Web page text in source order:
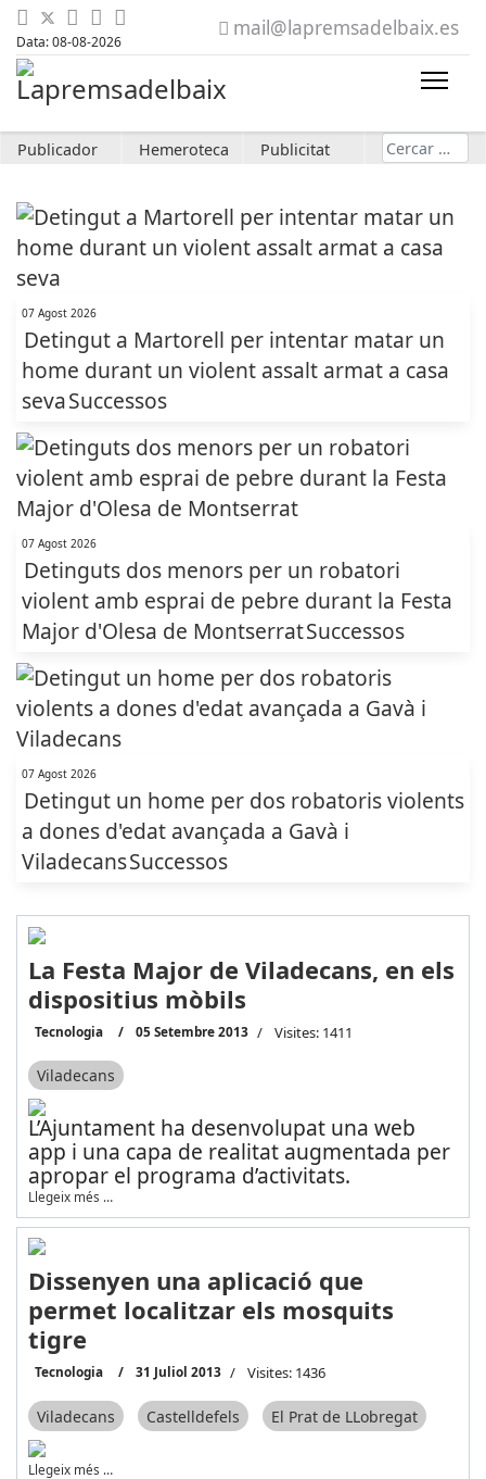
Data: 08-08-2026
mail@lapremsadelbaix.es
Publicador Hemeroteca Publicitat Cerca
07 Agost 2026
Detingut a Martorell per intentar matar un
home durant un violent assalt armat a casa
sevaSuccessos
07 Agost 2026
Detinguts dos menors per un robatori
violent amb esprai de pebre durant la Festa
Major d'Olesa de MontserratSuccessos
07 Agost 2026
Detingut un home per dos robatoris violents
a dones d'edat avançada a Gavà i
ViladecansSuccessos
La Festa Major de Viladecans, en els
dispositius mòbils
Tecnologia 05 Setembre 2013 Visites: 1411
Viladecans
L’Ajuntament ha desenvolupat una web
app i una capa de realitat augmentada per
apropar el programa d’activitats.
Llegeix més …
Dissenyen una aplicació que
permet localitzar els mosquits
tigre
Tecnologia 31 Juliol 2013 Visites: 1436
Viladecans Castelldefels El Prat de LLobregat
Llegeix més …